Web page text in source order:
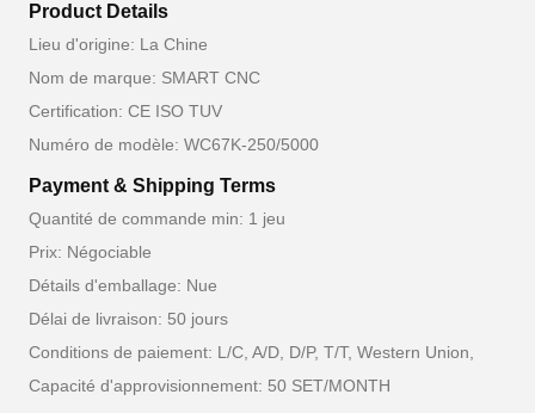
Product Details
Lieu d'origine: La Chine
Nom de marque: SMART CNC
Certification: CE ISO TUV
Numéro de modèle: WC67K-250/5000
Payment & Shipping Terms
Quantité de commande min: 1 jeu
Prix: Négociable
Détails d'emballage: Nue
Délai de livraison: 50 jours
Conditions de paiement: L/C, A/D, D/P, T/T, Western Union,
Capacité d'approvisionnement: 50 SET/MONTH